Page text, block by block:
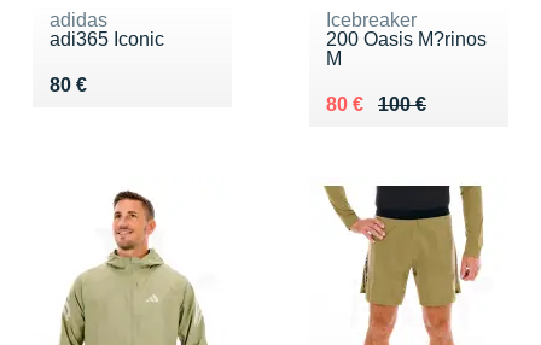
adidas
adi365 Iconic
80 €
Vendu 80 €
Icebreaker
200 Oasis M?rinos
M
100 €
Au lieu de 100 €
80 €
Vendu 80 €